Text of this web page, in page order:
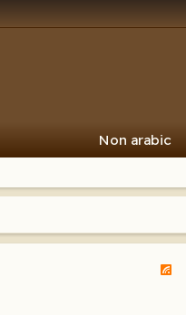
Non arabic